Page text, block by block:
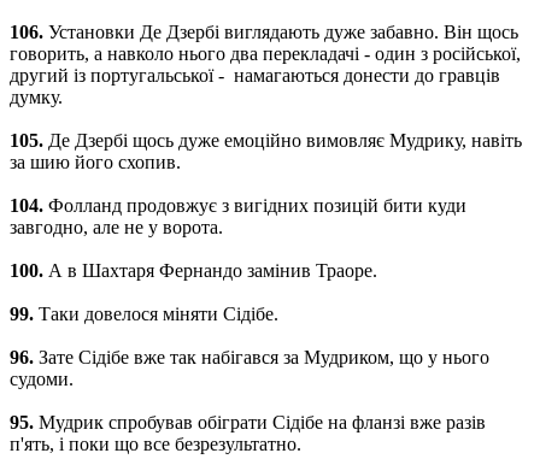
106. Установки Де Дзербі виглядають дуже забавно. Він щось
говорить, а навколо нього два перекладачі - один з російської,
другий із португальської - намагаються донести до гравців
думку.
105. Де Дзербі щось дуже емоційно вимовляє Мудрику, навіть
за шию його схопив.
104. Фолланд продовжує з вигідних позицій бити куди
завгодно, але не у ворота.
100. А в Шахтаря Фернандо замінив Траоре.
99. Таки довелося міняти Сідібе.
96. Зате Сідібе вже так набігався за Мудриком, що у нього
судоми.
95. Мудрик спробував обіграти Сідібе на фланзі вже разів
п'ять, і поки що все безрезультатно.